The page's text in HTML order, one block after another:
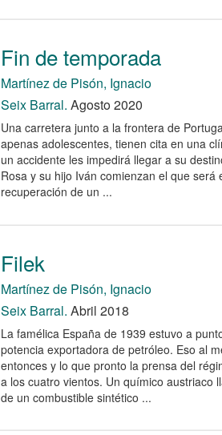
Fin de temporada
Martínez de Pisón, Ignacio
Seix Barral. Agosto 2020
Una carretera junto a la frontera de
apenas adolescentes, tienen cita en una
un accidente les impedirá llegar a su
Rosa y su hijo Iván comienzan el que será
recuperación de un ...
Filek
Martínez de Pisón, Ignacio
Seix Barral. Abril 2018
La famélica España de 1939 estuvo a
potencia exportadora de petróleo. Eso al
entonces y lo que pronto la prensa del
a los cuatro vientos. Un químico austriaco
de un combustible sintético ...